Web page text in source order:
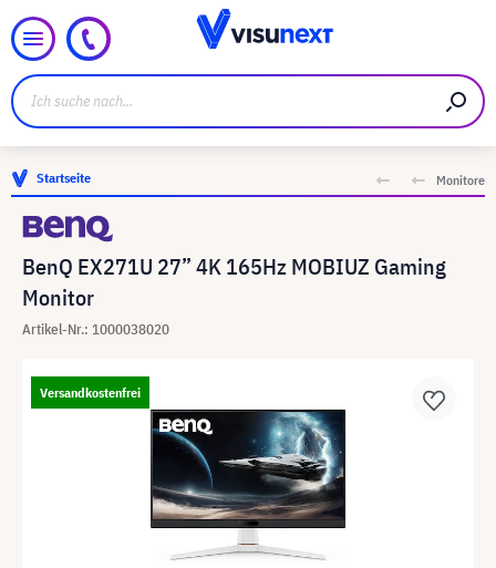
Startseite Monitore
BenQ EX271U 27” 4K 165Hz MOBIUZ Gaming
Monitor
Artikel-Nr.: 1000038020
Versandkostenfrei